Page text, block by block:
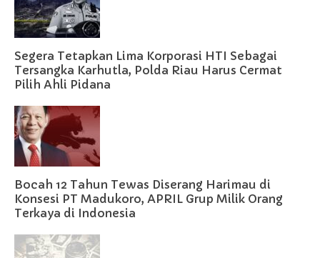
Segera Tetapkan Lima Korporasi HTI Sebagai
Tersangka Karhutla, Polda Riau Harus Cermat
Pilih Ahli Pidana
Bocah 12 Tahun Tewas Diserang Harimau di
Konsesi PT Madukoro, APRIL Grup Milik Orang
Terkaya di Indonesia